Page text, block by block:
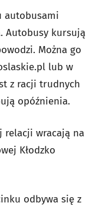
autobusami
Autobusy kursują
Można go
lub w
z racji trudnych
opóźnienia.
relacji wracają na
Kłodzko
odbywa się z